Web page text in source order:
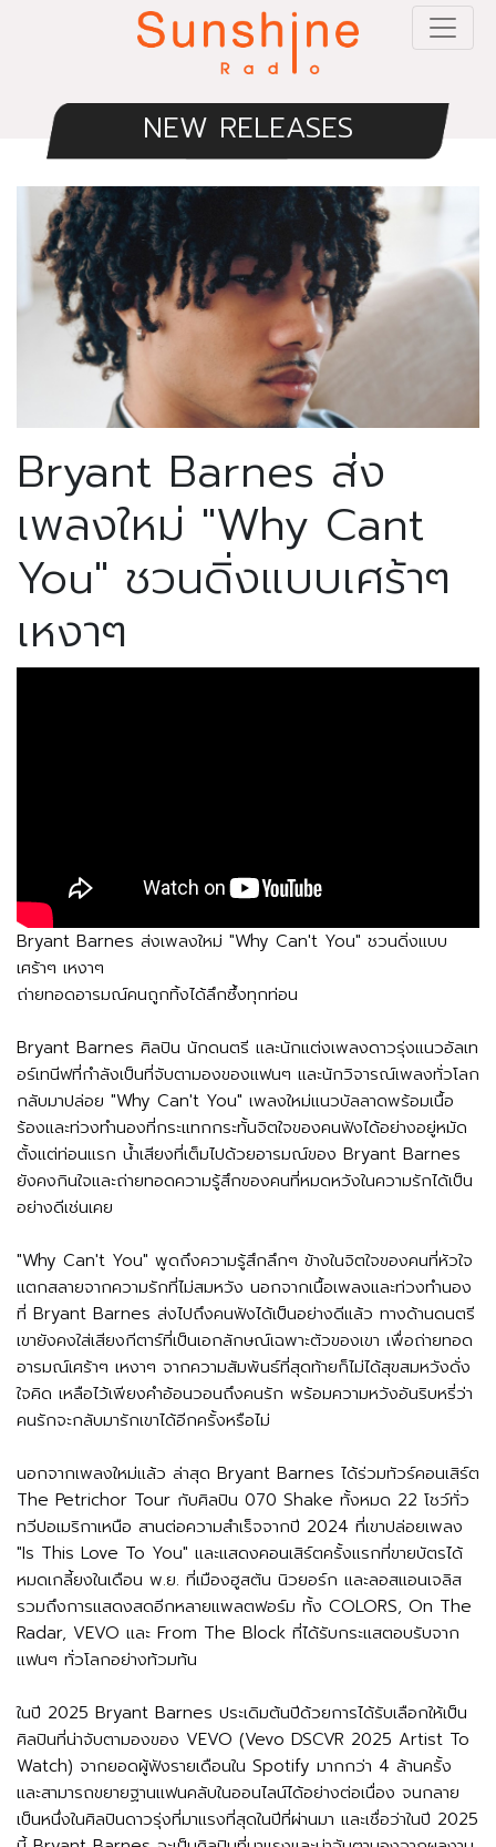
NEW RELEASES
Bryant Barnes ส่ง
เพลงใหม่ "Why Cant
You" ชวนดิ่งแบบเศร้าๆ
เหงาๆ
Bryant Barnes ส่งเพลงใหม่ "Why Can't You" ชวนดิ่งแบบ
เศร้าๆ เหงาๆ
ถ่ายทอดอารมณ์คนถูกทิ้งได้ลึกซึ้งทุกท่อน
Bryant Barnes ศิลปิน นักดนตรี และนักแต่งเพลงดาวรุ่งแนวอัลเท
อร์เทนีฟที่กำลังเป็นที่จับตามองของแฟนๆ และนักวิจารณ์เพลงทั่วโลก
กลับมาปล่อย "Why Can't You" เพลงใหม่แนวบัลลาดพร้อมเนื้อ
ร้องและท่วงทำนองที่กระแทกกระทั้นจิตใจของคนฟังได้อย่างอยู่หมัด
ตั้งแต่ท่อนแรก น้ำเสียงที่เต็มไปด้วยอารมณ์ของ Bryant Barnes
ยังคงกินใจและถ่ายทอดความรู้สึกของคนที่หมดหวังในความรักได้เป็น
อย่างดีเช่นเคย
"Why Can't You" พูดถึงความรู้สึกลึกๆ ข้างในจิตใจของคนที่หัวใจ
แตกสลายจากความรักที่ไม่สมหวัง นอกจากเนื้อเพลงและท่วงทำนอง
ที่ Bryant Barnes ส่งไปถึงคนฟังได้เป็นอย่างดีแล้ว ทางด้านดนตรี
เขายังคงใส่เสียงกีตาร์ที่เป็นเอกลักษณ์เฉพาะตัวของเขา เพื่อถ่ายทอด
อารมณ์เศร้าๆ เหงาๆ จากความสัมพันธ์ที่สุดท้ายก็ไม่ได้สุขสมหวังดั่ง
ใจคิด เหลือไว้เพียงคำอ้อนวอนถึงคนรัก พร้อมความหวังอันริบหรี่ว่า
คนรักจะกลับมารักเขาได้อีกครั้งหรือไม่
นอกจากเพลงใหม่แล้ว ล่าสุด Bryant Barnes ได้ร่วมทัวร์คอนเสิร์ต
The Petrichor Tour กับศิลปิน 070 Shake ทั้งหมด 22 โชว์ทั่ว
ทวีปอเมริกาเหนือ สานต่อความสำเร็จจากปี 2024 ที่เขาปล่อยเพลง
"Is This Love To You" และแสดงคอนเสิร์ตครั้งแรกที่ขายบัตรได้
หมดเกลี้ยงในเดือน พ.ย. ที่เมืองฮูสตัน นิวยอร์ก และลอสแอนเจลิส
รวมถึงการแสดงสดอีกหลายแพลตฟอร์ม ทั้ง COLORS, On The
Radar, VEVO และ From The Block ที่ได้รับกระแสตอบรับจาก
แฟนๆ ทั่วโลกอย่างท้วมท้น
ในปี 2025 Bryant Barnes ประเดิมต้นปีด้วยการได้รับเลือกให้เป็น
ศิลปินที่น่าจับตามองของ VEVO (Vevo DSCVR 2025 Artist To
Watch) จากยอดผู้ฟังรายเดือนใน Spotify มากกว่า 4 ล้านครั้ง
และสามารถขยายฐานแฟนคลับในออนไลน์ได้อย่างต่อเนื่อง จนกลาย
เป็นหนึ่งในศิลปินดาวรุ่งที่มาแรงที่สุดในปีที่ผ่านมา และเชื่อว่าในปี 2025